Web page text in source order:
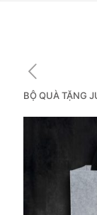
BỘ QUÀ TẶNG